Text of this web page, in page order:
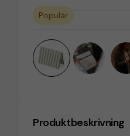
Populär
Produktbeskrivning